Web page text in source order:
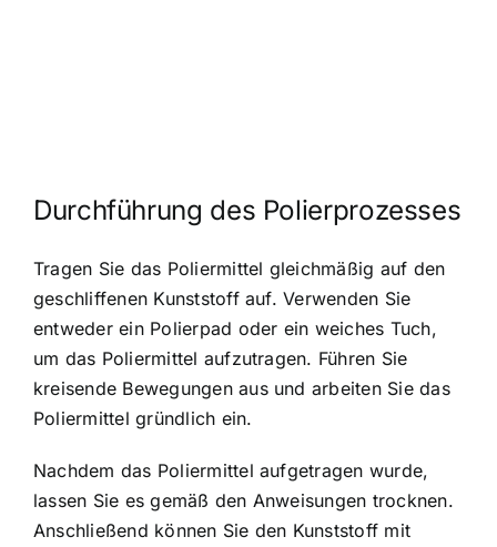
Durchführung des Polierprozesses
Tragen Sie das Poliermittel gleichmäßig auf den
geschliffenen Kunststoff auf. Verwenden Sie
entweder ein Polierpad oder ein weiches Tuch,
um das Poliermittel aufzutragen. Führen Sie
kreisende Bewegungen aus und arbeiten Sie das
Poliermittel gründlich ein.
Nachdem das Poliermittel aufgetragen wurde,
lassen Sie es gemäß den Anweisungen trocknen.
Anschließend können Sie den Kunststoff mit